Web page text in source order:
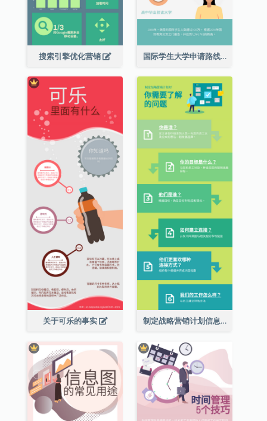
搜索引擎优化营销 国际学生大学申请路线图
关于可乐的事实 制定战略营销计划信息图表